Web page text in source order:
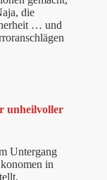
die
… und
unheilvoller
Untergang
in